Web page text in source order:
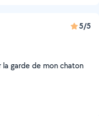
5/5
garde de mon chaton